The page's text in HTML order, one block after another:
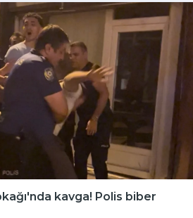
kavga! Polis biber